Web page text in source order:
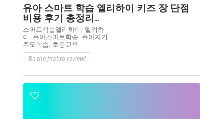
유아 스마트 학습 엘리하이 키즈 장 단점
비용 후기 총정리...
스마트학습엘리하이, 엘리하
이, 유아스마트학습, 유아자기
주도학습, 초등교육
Be the first to review!